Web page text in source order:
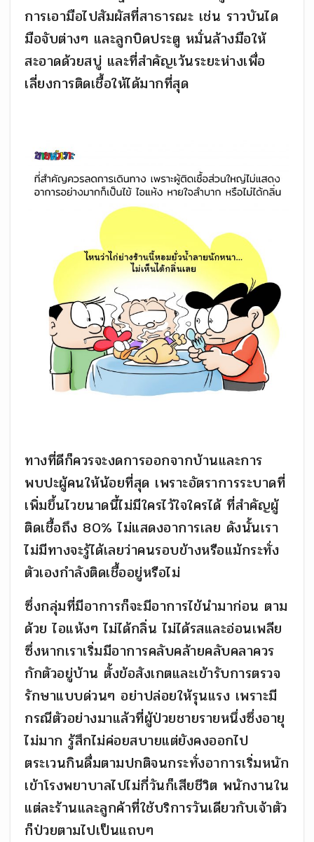
การเอามือไปสัมผัสที่สาธารณะ เช่น ราวบันได
มือจับต่างๆ และลูกบิดประตู หมั่นล้างมือให้
สะอาดด้วยสบู่ และที่สำคัญเว้นระยะห่างเพื่อ
เลี่ยงการติดเชื้อให้ได้มากที่สุด
ทางที่ดีก็ควรจะงดการออกจากบ้านและการ
พบปะผู้คนให้น้อยที่สุด เพราะอัตราการระบาดที่
เพิ่มขึ้นไวขนาดนี้ไม่มีใครไว้ใจใครได้ ที่สำคัญผู้
ติดเชื้อถึง 80% ไม่แสดงอาการเลย ดังนั้นเรา
ไม่มีทางจะรู้ได้เลยว่าคนรอบข้างหรือแม้กระทั่ง
ตัวเองกำลังติดเชื้ออยู่หรือไม่
ซึ่งกลุ่มที่มีอาการก็จะมีอาการไข้นำมาก่อน ตาม
ด้วย ไอแห้งๆ ไม่ได้กลิ่น ไม่ได้รสและอ่อนเพลีย
ซึ่งหากเราเริ่มมีอาการคลับคล้ายคลับคลาควร
กักตัวอยู่บ้าน ตั้งข้อสังเกตและเข้ารับการตรวจ
รักษาแบบด่วนๆ อย่าปล่อยให้รุนแรง เพราะมี
กรณีตัวอย่างมาแล้วที่ผู้ป่วยชายรายหนึ่งซึ่งอายุ
ไม่มาก รู้สึกไม่ค่อยสบายแต่ยังคงออกไป
ตระเวนกินดื่มตามปกติจนกระทั่งอาการเริ่มหนัก
เข้าโรงพยาบาลไปไม่กี่วันก็เสียชีวิต พนักงานใน
แต่ละร้านและลูกค้าที่ใช้บริการวันเดียวกับเจ้าตัว
ก็ป่วยตามไปเป็นแถบๆ